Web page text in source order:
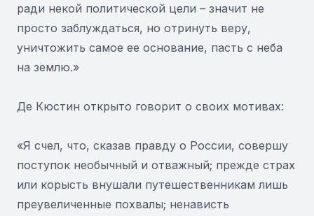
ради некой политической цели – значит не
просто заблуждаться, но отринуть веру,
уничтожить самое ее основание, пасть с неба
на землю.»
Де Кюстин открыто говорит о своих мотивах:
«Я счел, что, сказав правду о России, совершу
поступок необычный и отважный; прежде страх
или корысть внушали путешественникам лишь
преувеличенные похвалы; ненависть